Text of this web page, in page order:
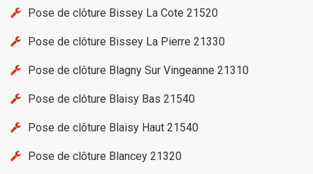
Pose de clôture Bissey La Cote 21520
Pose de clôture Bissey La Pierre 21330
Pose de clôture Blagny Sur Vingeanne 21310
Pose de clôture Blaisy Bas 21540
Pose de clôture Blaisy Haut 21540
Pose de clôture Blancey 21320